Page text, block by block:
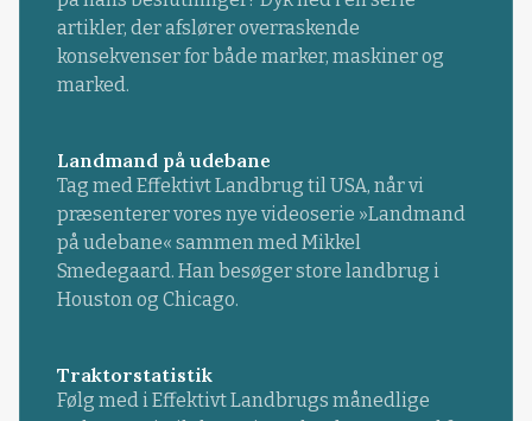
artikler, der afslører overraskende
konsekvenser for både marker, maskiner og
marked.
Landmand på udebane
Tag med Effektivt Landbrug til USA, når vi
præsenterer vores nye videoserie »Landmand
på udebane« sammen med Mikkel
Smedegaard. Han besøger store landbrug i
Houston og Chicago.
Traktorstatistik
Følg med i Effektivt Landbrugs månedlige